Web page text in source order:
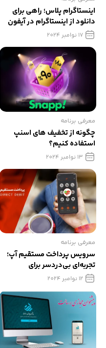
اینستاگرام پلاس؛ راهی برای
دانلود از اینستاگرام در آیفون
17 نوامبر 2024
معرفی برنامه
چگونه از تخفیف های اسنپ
استفاده کنیم؟
13 نوامبر 2024
معرفی برنامه
سرویس پرداخت مستقیم آپ؛
تجربه‌ای بی‌دردسر برای
پرداخت‌های روزمره
12 نوامبر 2024